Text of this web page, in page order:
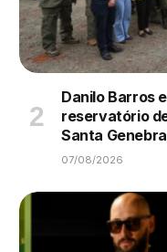
Danilo Barros
reservatório
Santa Genebra
07/08/2026